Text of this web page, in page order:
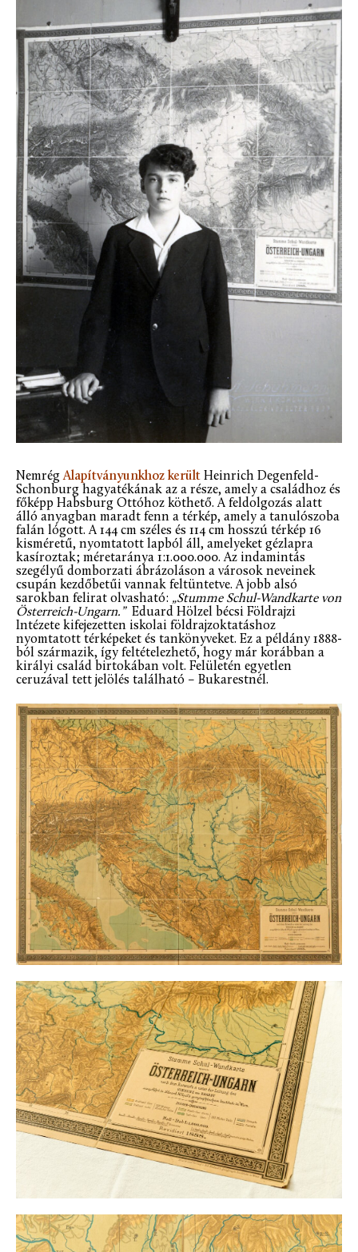
NemrégAlapítványunkhoz került Heinrich Degenfeld-
Schonburg hagyatékának az a része, amely a családhoz és
főképp Habsburg Ottóhoz köthető. A feldolgozás alatt
álló anyagban maradt fenn a térkép, amely a tanulószoba
falán lógott. A 144 cm széles és 114 cm hosszú térkép 16
kisméretű, nyomtatott lapból áll, amelyeket gézlapra
kasíroztak; méretaránya 1:1.000.000. Az indamintás
szegélyű domborzati ábrázoláson a városok neveinek
csupán kezdőbetűi vannak feltüntetve. A jobb alsó
sarokban felirat olvasható: „Stumme Schul-Wandkarte von
Österreich-Ungarn.”Eduard Hölzel bécsi Földrajzi
Intézete kifejezetten iskolai földrajzoktatáshoz
nyomtatott térképeket és tankönyveket. Ez a példány 1888-
ból származik, így feltételezhető, hogy már korábban a
királyi család birtokában volt. Felületén egyetlen
ceruzával tett jelölés található – Bukarestnél.